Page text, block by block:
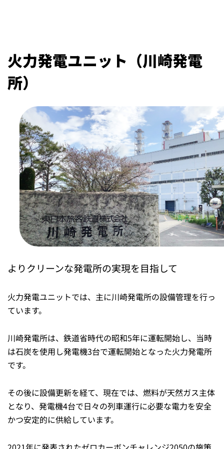
火力発電ユニット（川崎発電
所）
よりクリーンな発電所の実現を目指して
火力発電ユニットでは、主に川崎発電所の設備管理を行っ
ています。
川崎発電所は、鉄道省時代の昭和5年に運転開始し、当時
は石炭を使用し発電機3台で運転開始となった火力発電所
です。
その後に設備更新を経て、現在では、燃料が天然ガス主体
となり、発電機4台で日々の列車運行に必要な電力を安全
かつ安定的に供給しています。